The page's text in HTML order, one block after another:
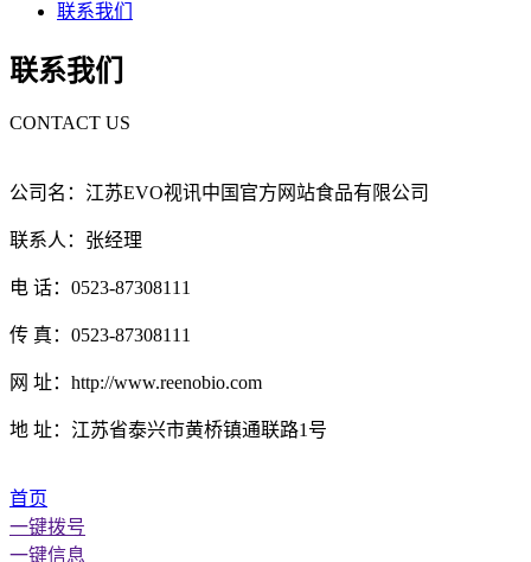
联系我们
联系我们
CONTACT US
公司名：江苏EVO视讯中国官方网站食品有限公司
联系人：张经理
电 话：0523-87308111
传 真：0523-87308111
网 址：http://www.reenobio.com
地 址：江苏省泰兴市黄桥镇通联路1号
首页
一键拨号
一键信息